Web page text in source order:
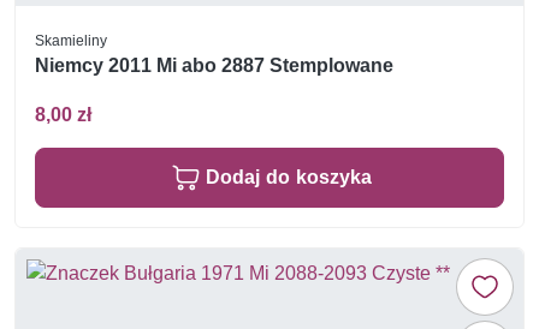
Skamieliny
Niemcy 2011 Mi abo 2887 Stemplowane
8,00 zł
Dodaj do koszyka